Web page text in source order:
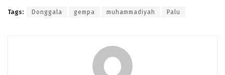
Tags: Donggala gempa muhammadiyah Palu